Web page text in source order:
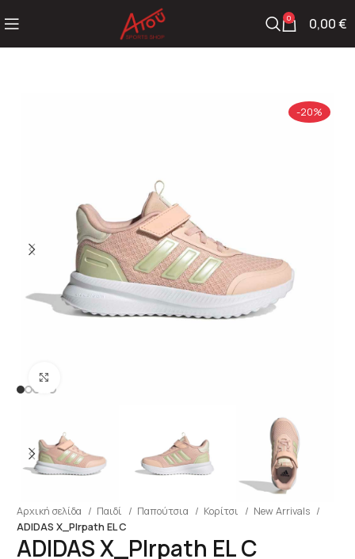
0 0,00€
-20%
Αρχική σελίδα Παιδί Παπούτσια Κορίτσι
New Arrivals
ADIDAS X_Plrpath EL C
ADIDAS X_Plrpath EL C